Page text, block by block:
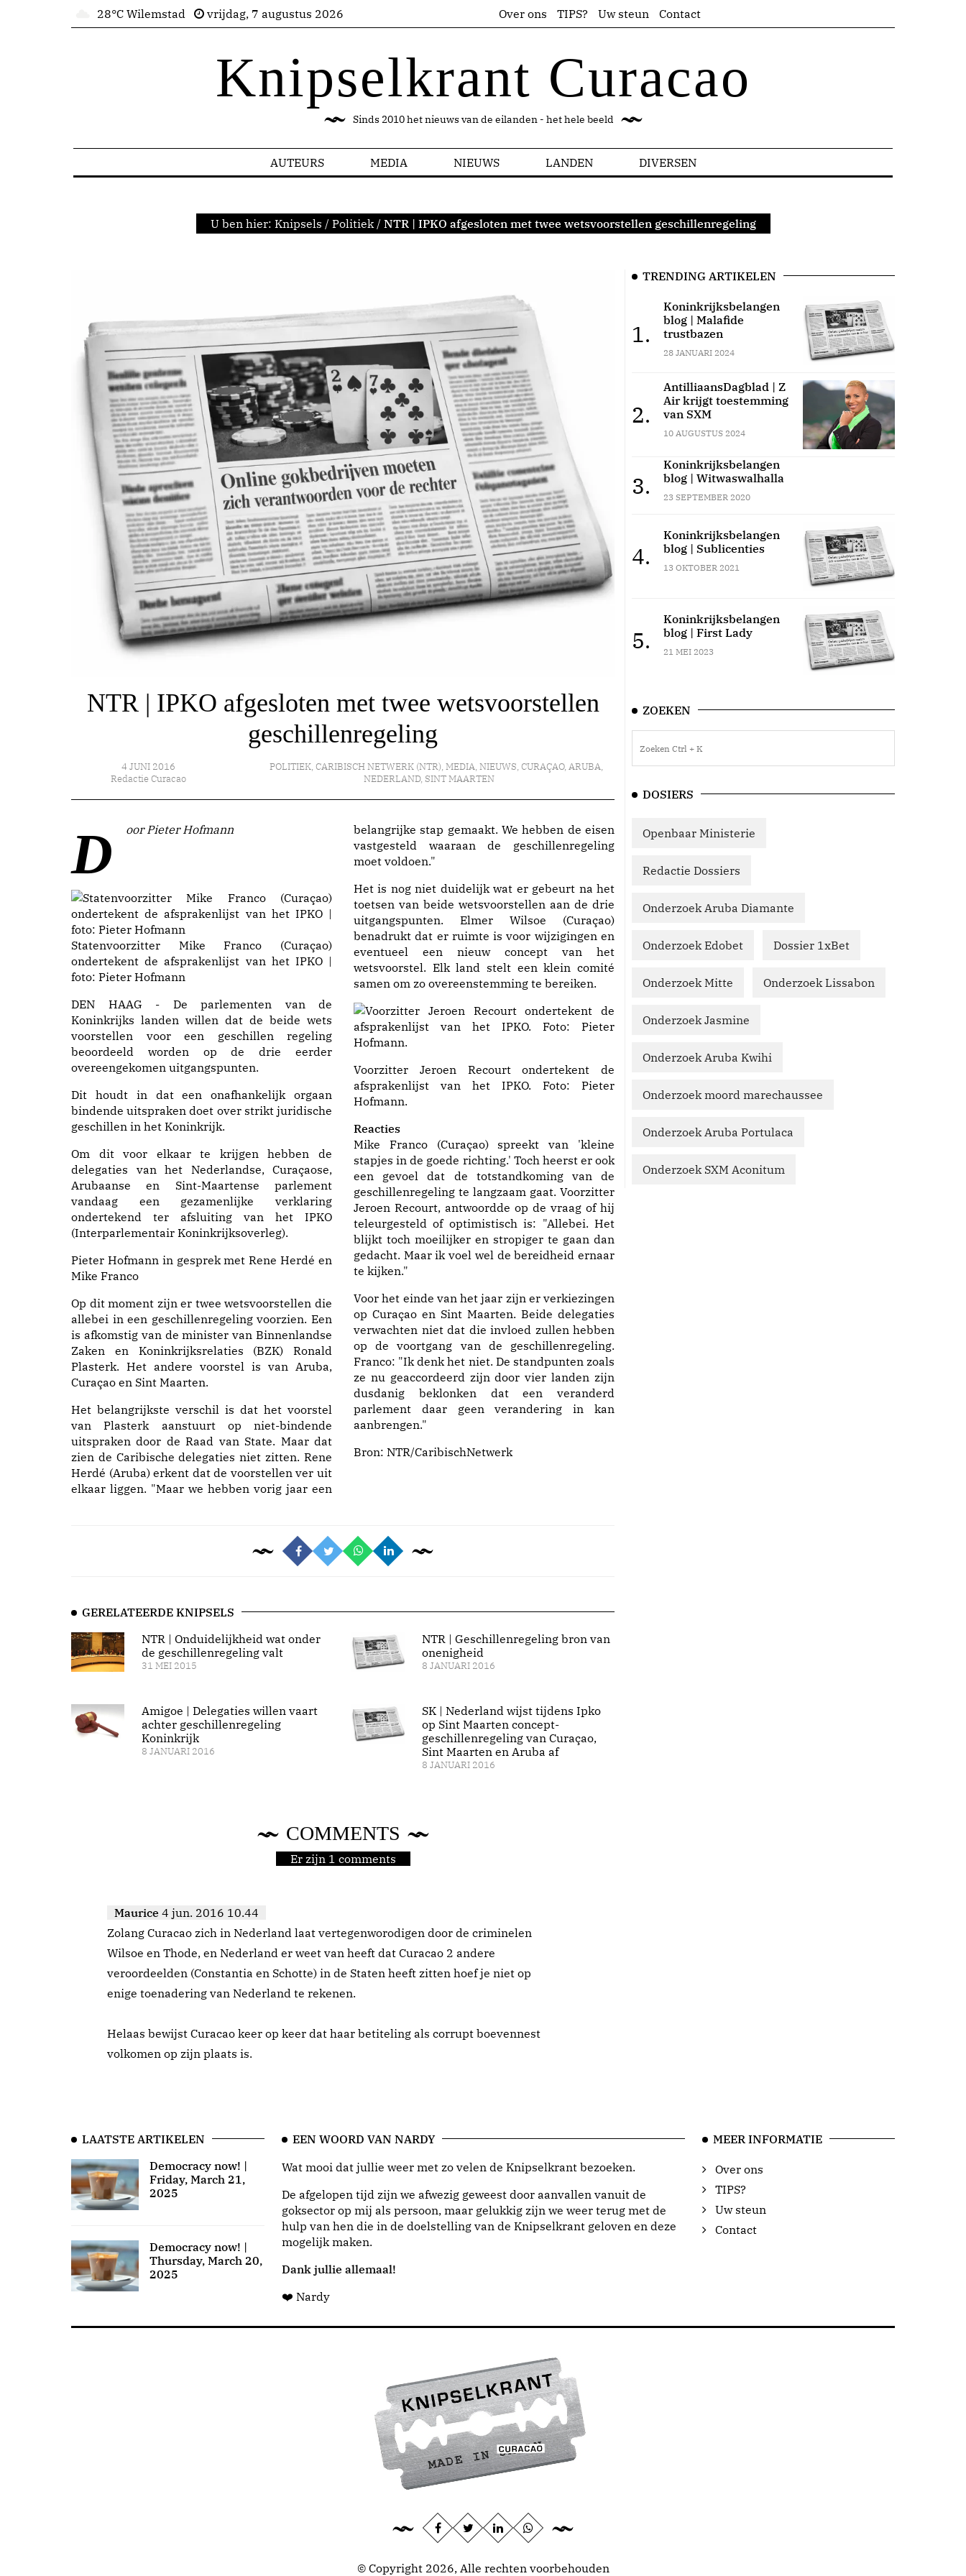
28°C Wilemstad vrijdag, 7 augustus 2026 Over ons TIPS? Uw steun Contact
Knipselkrant Curacao
Sinds 2010 het nieuws van de eilanden - het hele beeld
AUTEURS MEDIA NIEUWS LANDEN DIVERSEN
U ben hier: Knipsels / Politiek / NTR | IPKO afgesloten met twee wetsvoorstellen geschillenregeling
NTR | IPKO afgesloten met twee wetsvoorstellen
geschillenregeling
4 JUNI 2016
Redactie Curacao
POLITIEK, CARIBISCH NETWERK (NTR), MEDIA, NIEUWS, CURAÇAO, ARUBA,
NEDERLAND, SINT MAARTEN
Door Pieter Hofmann
Statenvoorzitter Mike Franco (Curaçao)
ondertekent de afsprakenlijst van het IPKO |
foto: Pieter Hofmann
DEN HAAG - De parlementen van de
Koninkrijks landen willen dat de beide wets
voorstellen voor een geschillen regeling
beoordeeld worden op de drie eerder
overeengekomen uitgangspunten.
Dit houdt in dat een onafhankelijk orgaan
bindende uitspraken doet over strikt juridische
geschillen in het Koninkrijk.
Om dit voor elkaar te krijgen hebben de
delegaties van het Nederlandse, Curaçaose,
Arubaanse en Sint-Maartense parlement
vandaag een gezamenlijke verklaring
ondertekend ter afsluiting van het IPKO
(Interparlementair Koninkrijksoverleg).
Pieter Hofmann in gesprek met Rene Herdé en
Mike Franco
Op dit moment zijn er twee wetsvoorstellen die
allebei in een geschillenregeling voorzien. Een
is afkomstig van de minister van Binnenlandse
Zaken en Koninkrijksrelaties (BZK) Ronald
Plasterk. Het andere voorstel is van Aruba,
Curaçao en Sint Maarten.
Het belangrijkste verschil is dat het voorstel
van Plasterk aanstuurt op niet-bindende
uitspraken door de Raad van State. Maar dat
zien de Caribische delegaties niet zitten. Rene
Herdé (Aruba) erkent dat de voorstellen ver uit
elkaar liggen. "Maar we hebben vorig jaar een
belangrijke stap gemaakt. We hebben de eisen
vastgesteld waaraan de geschillenregeling
moet voldoen."
Het is nog niet duidelijk wat er gebeurt na het
toetsen van beide wetsvoorstellen aan de drie
uitgangspunten. Elmer Wilsoe (Curaçao)
benadrukt dat er ruimte is voor wijzigingen en
eventueel een nieuw concept van het
wetsvoorstel. Elk land stelt een klein comité
samen om zo overeenstemming te bereiken.
Voorzitter Jeroen Recourt ondertekent de
afsprakenlijst van het IPKO. Foto: Pieter
Hofmann.
Reacties
Mike Franco (Curaçao) spreekt van 'kleine
stapjes in de goede richting.' Toch heerst er ook
een gevoel dat de totstandkoming van de
geschillenregeling te langzaam gaat. Voorzitter
Jeroen Recourt, antwoordde op de vraag of hij
teleurgesteld of optimistisch is: "Allebei. Het
blijkt toch moeilijker en stropiger te gaan dan
gedacht. Maar ik voel wel de bereidheid ernaar
te kijken."
Voor het einde van het jaar zijn er verkiezingen
op Curaçao en Sint Maarten. Beide delegaties
verwachten niet dat die invloed zullen hebben
op de voortgang van de geschillenregeling.
Franco: "Ik denk het niet. De standpunten zoals
ze nu geaccordeerd zijn door vier landen zijn
dusdanig beklonken dat een veranderd
parlement daar geen verandering in kan
aanbrengen."
Bron: NTR/CaribischNetwerk
GERELATEERDE KNIPSELS
NTR | Onduidelijkheid wat onder
de geschillenregeling valt
31 MEI 2015
Amigoe | Delegaties willen vaart
achter geschillenregeling
Koninkrijk
8 JANUARI 2016
NTR | Geschillenregeling bron van
onenigheid
8 JANUARI 2016
SK | Nederland wijst tijdens Ipko
op Sint Maarten concept-
geschillenregeling van Curaçao,
Sint Maarten en Aruba af
8 JANUARI 2016
COMMENTS
Er zijn 1 comments
Maurice 4 jun. 2016 10.44
Zolang Curacao zich in Nederland laat vertegenworodigen door de criminelen
Wilsoe en Thode, en Nederland er weet van heeft dat Curacao 2 andere
veroordeelden (Constantia en Schotte) in de Staten heeft zitten hoef je niet op
enige toenadering van Nederland te rekenen.
Helaas bewijst Curacao keer op keer dat haar betiteling als corrupt boevennest
volkomen op zijn plaats is.
TRENDING ARTIKELEN
1.
Koninkrijksbelangen
blog | Malafide
trustbazen
28 JANUARI 2024
2.
AntilliaansDagblad | Z
Air krijgt toestemming
van SXM
10 AUGUSTUS 2024
3.
Koninkrijksbelangen
blog | Witwaswalhalla
23 SEPTEMBER 2020
4.
Koninkrijksbelangen
blog | Sublicenties
13 OKTOBER 2021
5.
Koninkrijksbelangen
blog | First Lady
21 MEI 2023
ZOEKEN
DOSIERS
Openbaar Ministerie
Redactie Dossiers
Onderzoek Aruba Diamante
Onderzoek Edobet Dossier 1xBet
Onderzoek Mitte Onderzoek Lissabon
Onderzoek Jasmine
Onderzoek Aruba Kwihi
Onderzoek moord marechaussee
Onderzoek Aruba Portulaca
Onderzoek SXM Aconitum
LAATSTE ARTIKELEN
Democracy now! |
Friday, March 21,
2025
Democracy now! |
Thursday, March 20,
2025
EEN WOORD VAN NARDY
Wat mooi dat jullie weer met zo velen de Knipselkrant bezoeken.
De afgelopen tijd zijn we afwezig geweest door aanvallen vanuit de
goksector op mij als persoon, maar gelukkig zijn we weer terug met de
hulp van hen die in de doelstelling van de Knipselkrant geloven en deze
mogelijk maken.
Dank jullie allemaal!
❤️ Nardy
MEER INFORMATIE
Over ons
TIPS?
Uw steun
Contact
© Copyright 2026, Alle rechten voorbehouden